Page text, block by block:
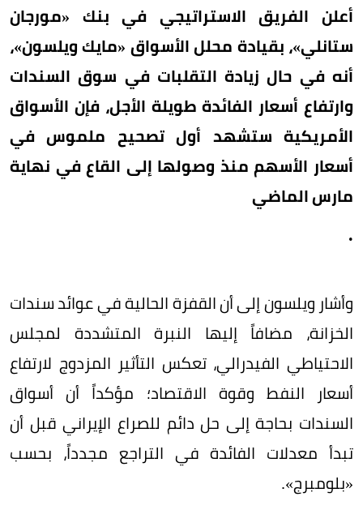
أعلن الفريق الاستراتيجي في بنك «مورجان
ستانلي»، بقيادة محلل الأسواق «مايك ويلسون»،
أنه في حال زيادة التقلبات في سوق السندات
وارتفاع أسعار الفائدة طويلة الأجل، فإن الأسواق
الأمريكية ستشهد أول تصحيح ملموس في
أسعار الأسهم منذ وصولها إلى القاع في نهاية
مارس الماضي
.
وأشار ويلسون إلى أن القفزة الحالية في عوائد سندات
الخزانة، مضافاً إليها النبرة المتشددة لمجلس
الاحتياطي الفيدرالي، تعكس التأثير المزدوج لارتفاع
أسعار النفط وقوة الاقتصاد؛ مؤكداً أن أسواق
السندات بحاجة إلى حل دائم للصراع الإيراني قبل أن
تبدأ معدلات الفائدة في التراجع مجدداً، بحسب
«بلومبرج».